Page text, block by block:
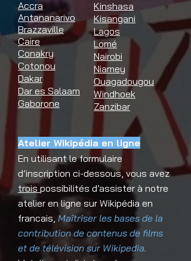
Accra
Antananarivo
Brazzaville
Caire
Conakry
Cotonou
Dakar
Dar es Salaam
Gaborone
Atelier Wikipédia en ligne
En utilisant le formulaire
d’inscription ci-dessous, vous avez
trois possibilités d’assister à notre
atelier en ligne sur Wikipédia en
francais, Maîtriser les bases de la
contribution de contenus de films
et de télévision sur Wikipedia.
Kinshasa
Kisangani
Lagos
Lomé
Nairobi
Niamey
Ouagadougou
Windhoek
Zanzibar